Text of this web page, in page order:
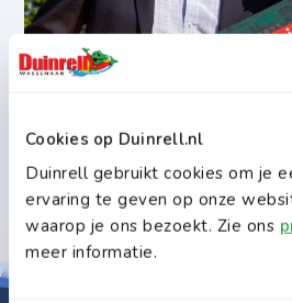
Cookies op Duinrell.nl
Duinrell gebruikt cookies om je
ervaring te geven op onze
waarop je ons bezoekt. Zie ons
meer informatie.